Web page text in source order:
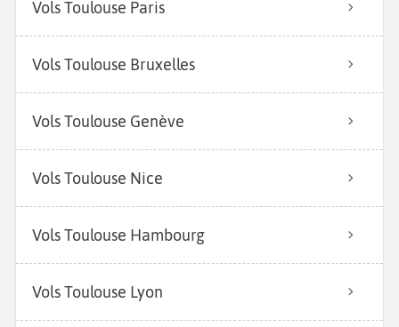
Vols Toulouse Paris
Vols Toulouse Bruxelles
Vols Toulouse Genève
Vols Toulouse Nice
Vols Toulouse Hambourg
Vols Toulouse Lyon